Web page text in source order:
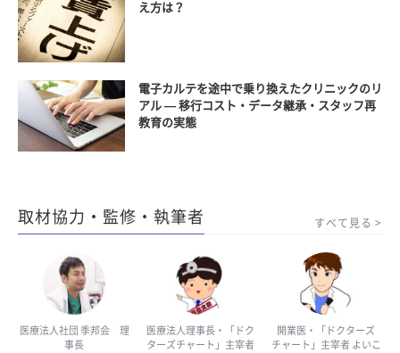
え方は？
電子カルテを途中で乗り換えたクリニックのリ
アル — 移行コスト・データ継承・スタッフ再
教育の実態
取材協力・監修・執筆者 すべて見る
医療法人社団 季邦会 理
事長
医療法人理事長・「ドク
ターズチャート」主宰者
開業医・「ドクターズ
チャート」主宰者 よいこ